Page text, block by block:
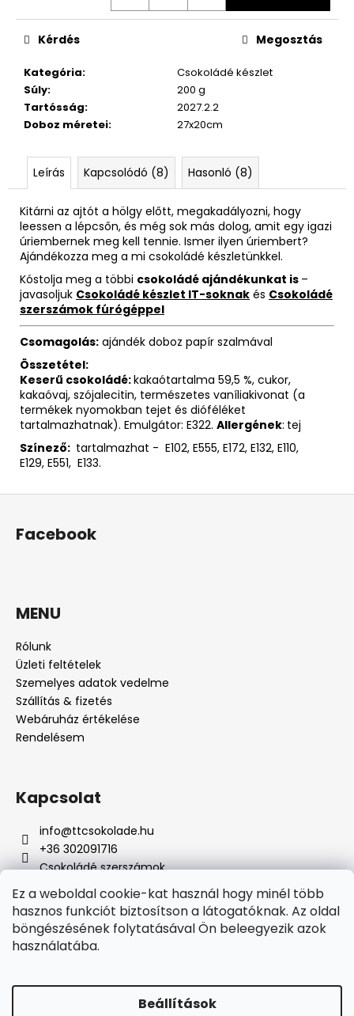
Ez a weboldal cookie-kat használ hogy minél több
hasznos funkciót biztosítson a látogatóknak. Az oldal
böngészésének folytatásával Ön beleegyezik azok
használatába.
Beállítások
Kategória:
Csokoládé készlet
Súly:
200 g
Tartósság:
2027.2.2
Doboz méretei: 27x20cm
Kérdés Megosztás
Leírás Kapcsolódó (8) Hasonló (8)
Kitárni az ajtót a hölgy előtt, megakadályozni, hogy
leessen a lépcsőn, és még sok más dolog, amit egy igazi
úriembernek meg kell tennie. Ismer ilyen úriembert?
Ajándékozza meg a mi csokoládé készletünkkel.
Kóstolja meg a többi csokoládé ajándékunkat is –
javasoljuk Csokoládé készlet IT-soknak és Csokoládé
szerszámok fúrógéppel
Csomagolás: ajándék doboz papír szalmával
Összetétel:
Keserű csokoládé:kakaótartalma 59,5 %, cukor,
kakaóvaj, szójalecitin, természetes vaníliakivonat (a
termékek nyomokban tejet és dióféléket
tartalmazhatnak). Emulgátor: E322. Allergének: tej
Színező: tartalmazhat - E102, E555, E172, E132, E110,
E129, E551, E133.
Facebook
MENU
Rólunk
Üzleti feltételek
Szemelyes adatok vedelme
Szállítás & fizetés
Webáruház értékelése
Rendelésem
Kapcsolat
info@ttcsokolade.hu
+36 302091716
Csokoládé szerszámok
Online fizetési lehetőséget biztosítunk